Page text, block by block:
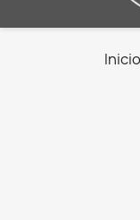
Inicio